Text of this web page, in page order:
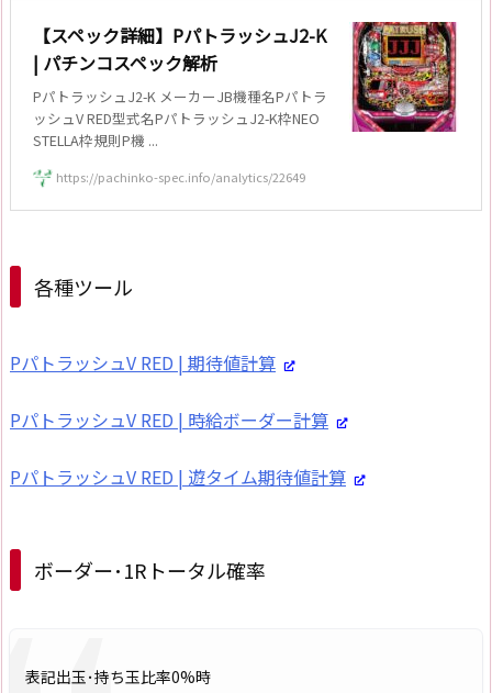
【スペック詳細】PパトラッシュJ2-K
| パチンコスペック解析
PパトラッシュJ2-K メーカーJB機種名Pパトラ
ッシュV RED型式名PパトラッシュJ2-K枠NEO
STELLA枠規則P機 ...
https://pachinko-spec.info/analytics/22649
各種ツール
PパトラッシュV RED | 期待値計算
PパトラッシュV RED | 時給ボーダー計算
PパトラッシュV RED | 遊タイム期待値計算
ボーダー･1Rトータル確率
表記出玉･持ち玉比率0%時